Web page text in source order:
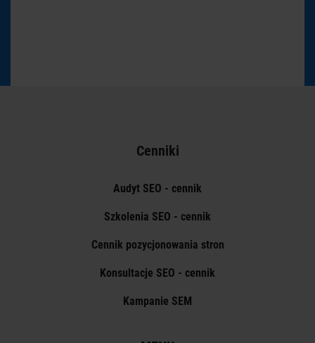
Cenniki
Audyt SEO - cennik
Szkolenia SEO - cennik
Cennik pozycjonowania stron
Konsultacje SEO - cennik
Kampanie SEM